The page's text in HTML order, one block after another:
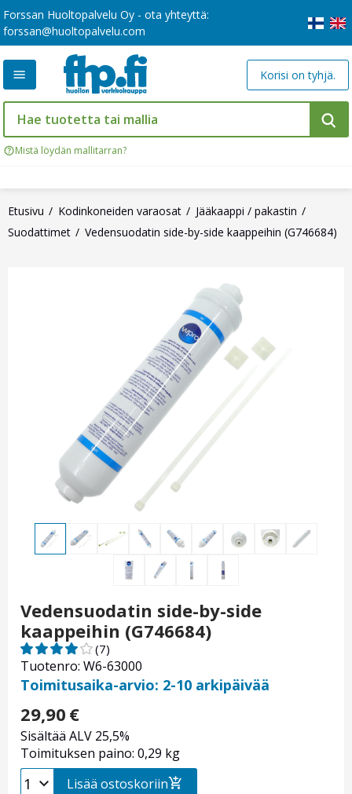
Forssan Huoltopalvelu Oy - ota yhteyttä:
forssan@huoltopalvelu.com
Mistä löydän mallitarran?
Korisi on tyhjä.
Etusivu Kodinkoneiden varaosat
Jääkaappi / pakastin
Suodattimet
Vedensuodatin side-by-side kaappeihin (G746684)
Vedensuodatin side-by-side
kaappeihin (G746684)
Tuotenro: W6-63000
(7)
Toimitusaika-arvio: 2-10 arkipäivää
29,90 €
Sisältää ALV 25,5%
Toimituksen paino: 0,29 kg
Lisää ostoskoriin